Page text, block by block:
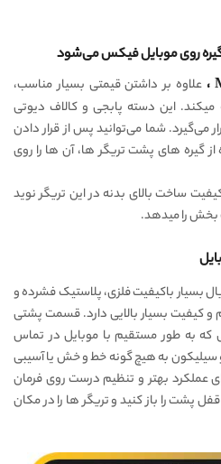
علاوه بر داشتن قیمتی بسیار مناسب،
میکند. این دسته پابجی و کالاف دیوتی
می‌گیرد. شما می‌توانید پس از قرار دادن
از گیره های پشت تریگر ها، آن ها را روی
ساخت بالای بدنه در این تریگر نوید
بخش را میدهد.
بسیار باکیفیت فلزی، پلاستیک فشرده و
کیفیت بسیار بالایی دارد. قسمت پشتی
که به طور مستقیم با موبایل در تماس
به هیچ گونه خط و خش یا آسیبی
عملکرد بهتر و تنظیم درست روی فرمان
پشت را باز کنید و تریگر ها را در مکان